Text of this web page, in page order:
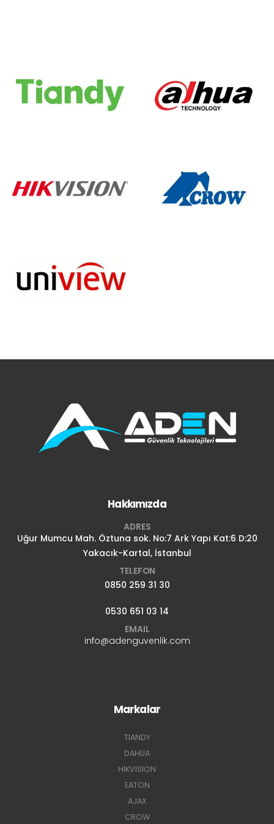
Hakkımızda
ADRES
Uğur Mumcu Mah. Öztuna sok. No:7 Ark Yapı Kat:6 D:20
Yakacık-Kartal, İstanbul
TELEFON
0850 259 31 30
0530 651 03 14
EMAIL
info@adenguvenlik.com
Markalar
TIANDY
DAHUA
HIKVISION
EATON
AJAX
CROW